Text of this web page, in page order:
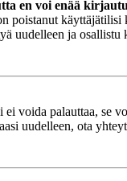
en voi enää
poistanut käyttäjätilisi
uudelleen ja osallistu
ei voida palauttaa, se
uudelleen, ota